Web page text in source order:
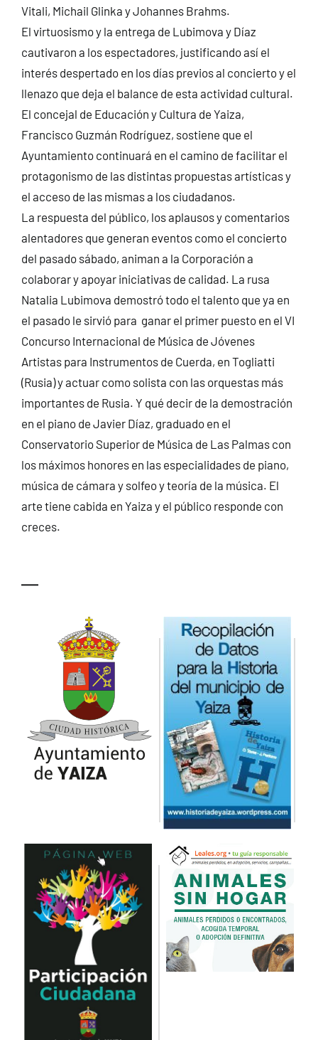
Vitali, Michail Glinka y Johannes Brahms.
El virtuosismo y la entrega de Lubimova y Díaz
cautivaron a los espectadores, justificando así el
interés despertado en los días previos al concierto y el
llenazo que deja el balance de esta actividad cultural.
El concejal de Educación y Cultura de Yaiza,
Francisco Guzmán Rodríguez, sostiene que el
Ayuntamiento continuará en el camino de facilitar el
protagonismo de las distintas propuestas artísticas y
el acceso de las mismas a los ciudadanos.
La respuesta del público, los aplausos y comentarios
alentadores que generan eventos como el concierto
del pasado sábado, animan a la Corporación a
colaborar y apoyar iniciativas de calidad. La rusa
Natalia Lubimova demostró todo el talento que ya en
el pasado le sirvió para ganar el primer puesto en el VI
Concurso Internacional de Música de Jóvenes
Artistas para Instrumentos de Cuerda, en Togliatti
(Rusia) y actuar como solista con las orquestas más
importantes de Rusia. Y qué decir de la demostración
en el piano de Javier Díaz, graduado en el
Conservatorio Superior de Música de Las Palmas con
los máximos honores en las especialidades de piano,
música de cámara y solfeo y teoría de la música. El
arte tiene cabida en Yaiza y el público responde con
creces.
—